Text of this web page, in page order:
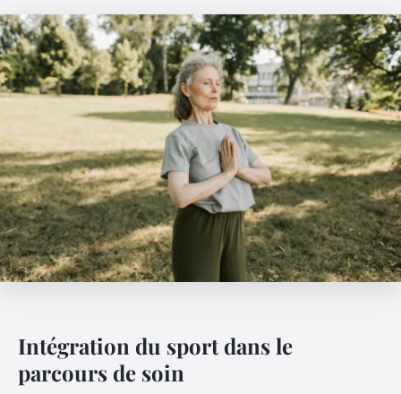
Intégration du sport dans le
parcours de soin